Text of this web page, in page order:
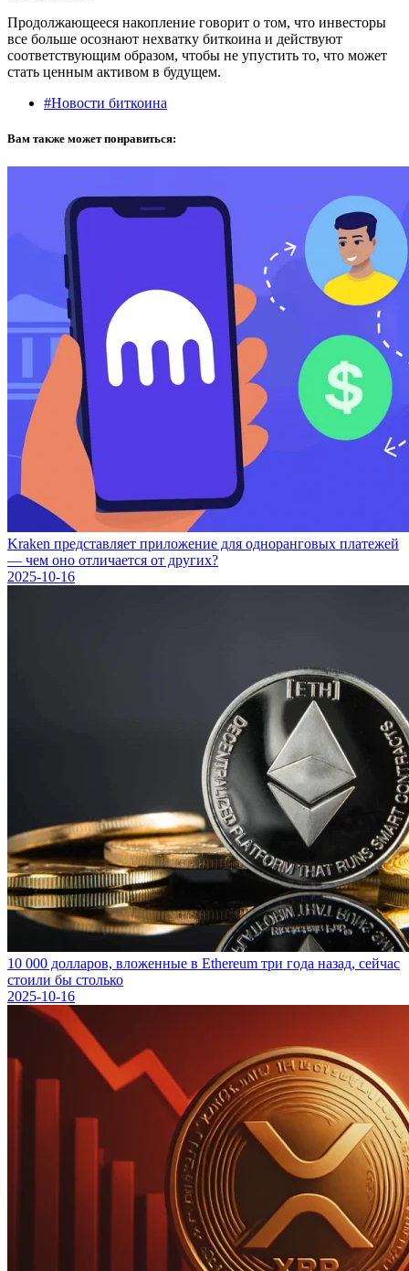
Продолжающееся накопление говорит о том, что инвесторы
все больше осознают нехватку биткоина и действуют
соответствующим образом, чтобы не упустить то, что может
стать ценным активом в будущем.
#Новости биткоина
Вам также может понравиться:
Kraken представляет приложение для одноранговых платежей
— чем оно отличается от других?
2025-10-16
10 000 долларов, вложенные в Ethereum три года назад, сейчас
стоили бы столько
2025-10-16